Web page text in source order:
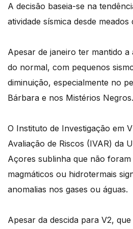
A decisão baseia-se na
atividade sísmica desde meados
Apesar de janeiro ter mantido a
do normal, com pequenos
diminuição, especialmente no
Bárbara e nos Mistérios Negros.
O Instituto de Investigação em
Avaliação de Riscos (IVAR) da
Açores sublinha que não foram
magmáticos ou hidrotermais
anomalias nos gases ou águas.
Apesar da descida para V2,